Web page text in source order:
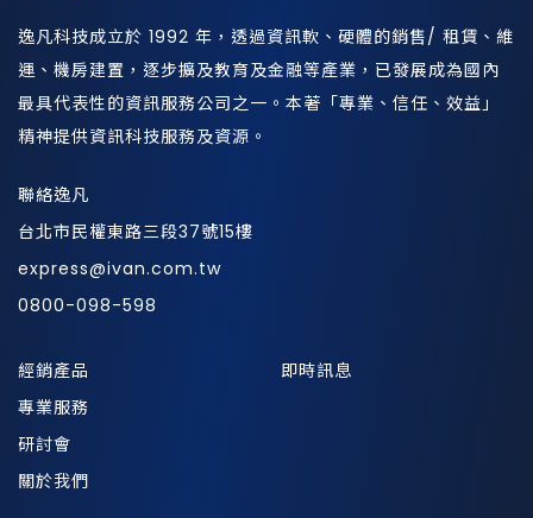
逸凡科技成立於 1992 年，透過資訊軟、硬體的銷售/ 租賃、維
運、機房建置，逐步擴及教育及金融等產業，已發展成為國內
最具代表性的資訊服務公司之一。本著「專業、信任、效益」
精神提供資訊科技服務及資源。
聯絡逸凡
台北市民權東路三段37號15樓
express@ivan.com.tw
0800-098-598
經銷產品
專業服務
研討會
關於我們
即時訊息